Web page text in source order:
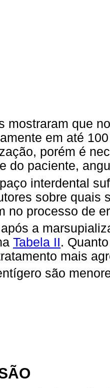
mostraram que
em até
porém é
do paciente,
interdental
sobre quais
no processo de
a
Tabela II.
mais
são